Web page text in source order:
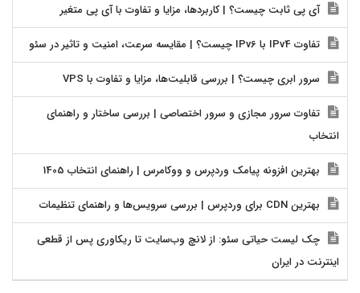
آی پی ثابت چیست؟ | کاربردها، مزایا و تفاوت با آی پی متغیر
تفاوت IPv4 با IPv6 چیست؟ | مقایسه سرعت، امنیت و تاثیر در سئو
سرور ابری چیست؟ | بررسی قابلیت‌ها، مزایا و تفاوت با VPS
تفاوت سرور مجازی و سرور اختصاصی | بررسی ساختار و راهنمای
انتخاب
بهترین افزونه پیامک وردپرس و ووکامرس | راهنمای انتخاب 1405
بهترین CDN برای وردپرس | بررسی سرویس‌ها و راهنمای تنظیمات
چک لیست حیاتی سئو: از لانچ وب‌سایت تا ریکاوری پس از قطعی
اینترنت در ایران